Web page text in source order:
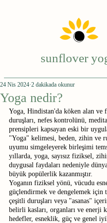
sunflover
Yoga nedir?
24 Nis 2024 2 dakikada okunur
Yoga, Hindistan'da köken alan ve
duruşları, nefes kontrolünü,
prensipleri kapsayan eski bir
"Yoga" kelimesi, beden, zihin ve
uyumu simgeleyerek birleşimi
yıllarda, yoga, sayısız fiziksel,
duygusal faydaları nedeniyle
büyük popülerlik kazanmıştır.
Yoganın fiziksel yönü, vücudu
güçlendirmek ve dengelemek için
çeşitli duruşları veya "asanas"
belirli kasları, organları ve enerji
hedefler, esneklik, güç ve genel